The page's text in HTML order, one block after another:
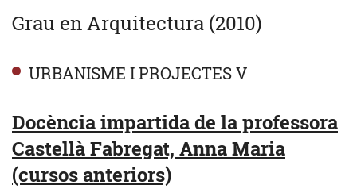
Grau en Arquitectura (2010)
URBANISME I PROJECTES V
Docència impartida de la professora
Castellà Fabregat, Anna Maria
(cursos anteriors)